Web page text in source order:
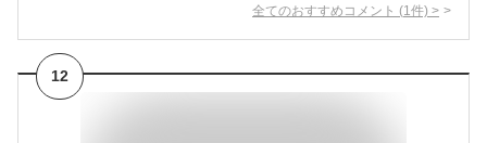
全てのおすすめコメント (1 件) >
12